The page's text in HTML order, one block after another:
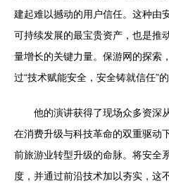
建起难以撼动的用户信任。这种由
可持续发展的最宝贵资产，也是推
量增长的关键力量。保游网的探索
过“技术赋能安全，安全铸就信任”的
他的演讲获得了现场众多资深
在消费升级与科技革命的双重驱动
前旅游业转型升级的命脉。将安全
度，并通过前沿技术加以夯实，这